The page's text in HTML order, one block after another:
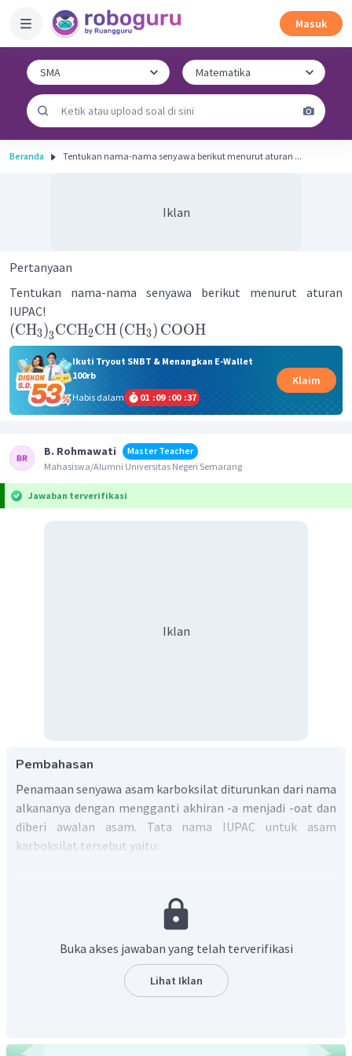
Masuk
Beranda Tentukan nama-nama senyawa berikut menurut aturan ...
Iklan
Pertanyaan
Tentukan nama-nama senyawa berikut menurut aturan
IUPAC!
(CH3)3CCH2CH(CH3) COOH
Ikuti Tryout SNBT & Menangkan E-Wallet
100rb
Habis dalam
01 :09 :00 :37
Klaim
B. Rohmawati
Master Teacher
Mahasiswa/Alumni Universitas Negeri Semarang
Jawaban terverifikasi
Iklan
Pembahasan
Penamaan senyawa asam karboksilat diturunkan dari nama
alkananya dengan mengganti akhiran -a menjadi -oat dan
diberi awalan asam. Tata nama IUPAC untuk asam
karboksilat tersebut yaitu:
Buka akses jawaban yang telah terverifikasi
Lihat Iklan